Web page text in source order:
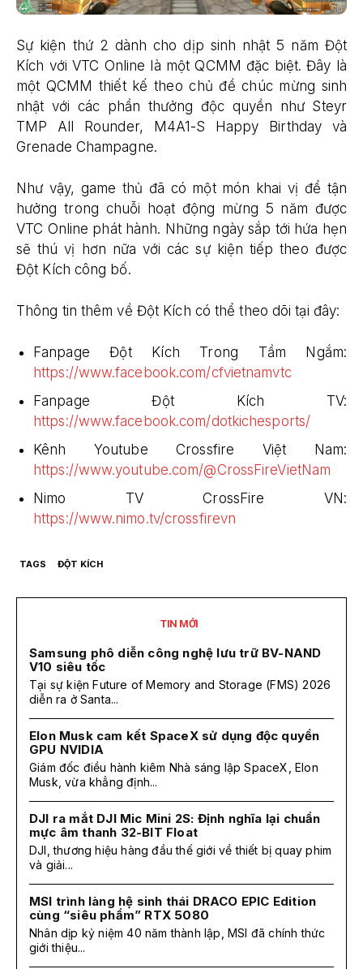
Sự kiện thứ 2 dành cho dịp sinh nhật 5 năm Đột
Kích với VTC Online là một QCMM đặc biệt. Đây là
một QCMM thiết kế theo chủ đề chúc mừng sinh
nhật với các phần thưởng độc quyền như Steyr
TMP All Rounder, M4A1-S Happy Birthday và
Grenade Champagne.
Như vậy, game thủ đã có một món khai vị để tận
hưởng trong chuỗi hoạt động mừng 5 năm được
VTC Online phát hành. Những ngày sắp tới hứa hẹn
sẽ thú vị hơn nữa với các sự kiện tiếp theo được
Đột Kích công bố.
Thông tin thêm về Đột Kích có thể theo dõi tại đây:
Fanpage Đột Kích Trong Tầm Ngắm:
https://www.facebook.com/cfvietnamvtc
Fanpage Đột Kích TV:
https://www.facebook.com/dotkichesports/
Kênh Youtube Crossfire Việt Nam:
https://www.youtube.com/@CrossFireVietNam
Nimo TV CrossFire VN:
https://www.nimo.tv/crossfirevn
TAGS ĐỘT KÍCH
TIN MỚI
Samsung phô diễn công nghệ lưu trữ BV-NAND
V10 siêu tốc
Tại sự kiện Future of Memory and Storage (FMS) 2026
diễn ra ở Santa...
Elon Musk cam kết SpaceX sử dụng độc quyền
GPU NVIDIA
Giám đốc điều hành kiêm Nhà sáng lập SpaceX, Elon
Musk, vừa khẳng định...
DJI ra mắt DJI Mic Mini 2S: Định nghĩa lại chuẩn
mực âm thanh 32-BIT Float
DJI, thương hiệu hàng đầu thế giới về thiết bị quay phim
và giải...
MSI trình làng hệ sinh thái DRACO EPIC Edition
cùng “siêu phẩm” RTX 5080
Nhân dịp kỷ niệm 40 năm thành lập, MSI đã chính thức
giới thiệu...